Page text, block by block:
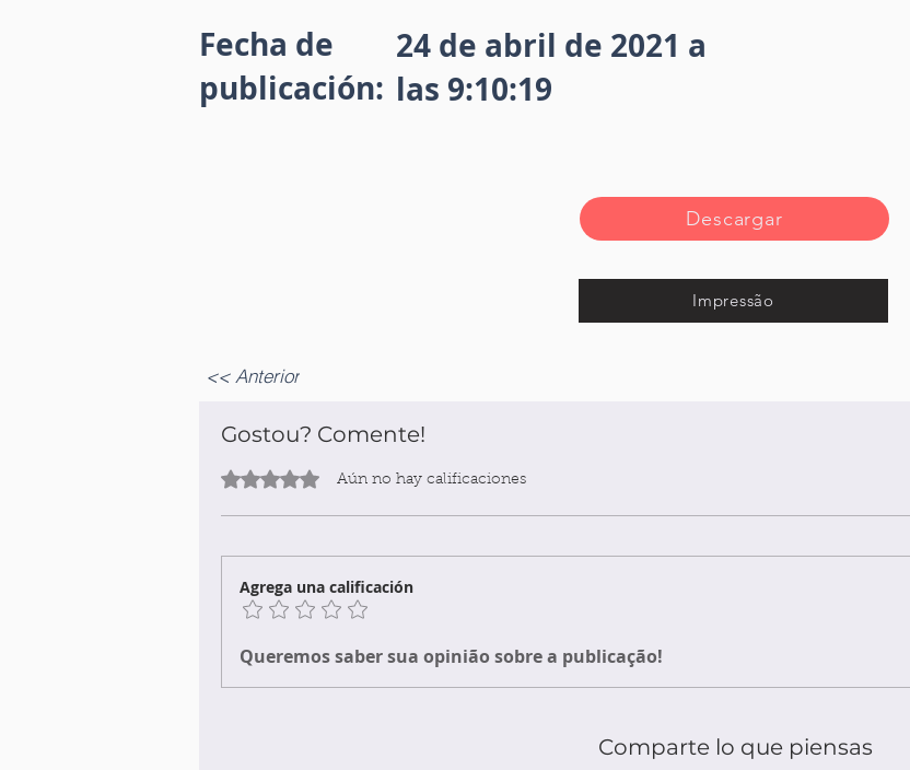
Fecha de
publicación:
24 de abril de 2021 a
las 9:10:19
Descargar
Impressão
<< Anterior
Gostou? Comente!
Obtuvo 0 de 5 estrellas.Aún no hay calificaciones
Agrega una calificación
Queremos saber sua opinião sobre a publicação!
Comparte lo que piensas